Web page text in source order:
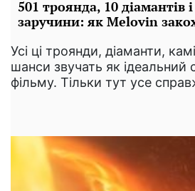
501 троянда, 10 діамантів
заручини: як Melovin
Усі ці троянди, діаманти,
шанси звучать як
фільму. Тільки тут усе